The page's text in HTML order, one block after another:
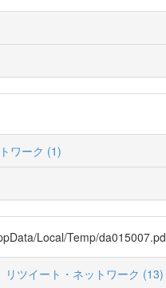
ワーク (1)
Local/Temp/
リツイート・ネットワーク (13)